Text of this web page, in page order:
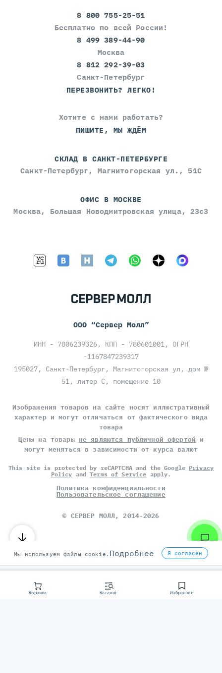
Корзина Каталог Избранное
8 800 755-25-51
Бесплатно по всей России!
8 499 389-44-90
Москва
8 812 292-39-03
Санкт-Петербург
ПЕРЕЗВОНИТЬ? ЛЕГКО!
Хотите с нами работать?
ПИШИТЕ, МЫ ЖДЁМ
СКЛАД В САНКТ-ПЕТЕРБУРГЕ
Санкт-Петербург, Магнитогорская ул., 51С
ОФИС В МОСКВЕ
Москва, Большая Новодмитровская улица, 23с3
ООО “Сервер Молл”
ИНН - 7806239326, КПП - 780601001, ОГРН
-1167847239317
195027, Санкт-Петербург, Магнитогорская ул, дом №
51, литер С, помещение 10
Изображения товаров на сайте носят иллюстративный
характер и могут отличаться от фактического вида
товара
Цены на товары не являются публичной офертой и
могут меняться в зависимости от курса валют
This site is protected by reCAPTCHA and the Google Privacy
Policy andTerms of Service apply.
Политика конфиденциальности
Пользовательское соглашение
© СЕРВЕР МОЛЛ, 2014-2026
Мы используем файлы cookie. Подробнее Я согласен